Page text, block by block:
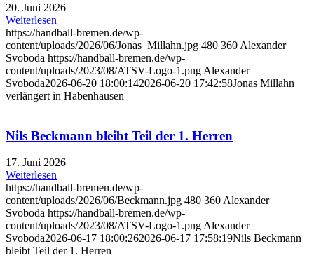
20. Juni 2026
Weiterlesen
https://handball-bremen.de/wp-
content/uploads/2026/06/Jonas_Millahn.jpg 480 360 Alexander
Svoboda https://handball-bremen.de/wp-
content/uploads/2023/08/ATSV-Logo-1.png Alexander
Svoboda2026-06-20 18:00:142026-06-20 17:42:58Jonas Millahn
verlängert in Habenhausen
Nils Beckmann bleibt Teil der 1. Herren
17. Juni 2026
Weiterlesen
https://handball-bremen.de/wp-
content/uploads/2026/06/Beckmann.jpg 480 360 Alexander
Svoboda https://handball-bremen.de/wp-
content/uploads/2023/08/ATSV-Logo-1.png Alexander
Svoboda2026-06-17 18:00:262026-06-17 17:58:19Nils Beckmann
bleibt Teil der 1. Herren